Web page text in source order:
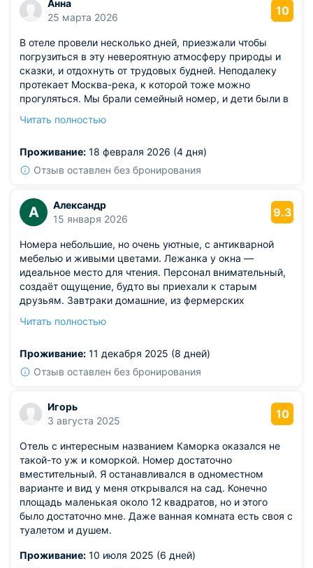
Анна
25 марта 2026
10
В отеле провели несколько дней, приезжали чтобы
погрузиться в эту невероятную атмосферу природы и
сказки, и отдохнуть от трудовых будней. Неподалеку
протекает Москва-река, к которой тоже можно
прогуляться. Мы брали семейный номер, и дети были в
Обязательно приедем сюда еще раз и всем
Читать полностью
Проживание: 18 февраля 2026 (4 дня)
Отзыв оставлен без бронирования
А
Александр
15 января 2026
9.3
Номера небольшие, но очень уютные, с антикварной
мебелью и живыми цветами. Лежанка у окна —
идеальное место для чтения. Персонал внимательный,
создаёт ощущение, будто вы приехали к старым
друзьям. Завтраки домашние, из фермерских
Из недостатков: нет телевизора (возможно был сломан,
умиротворяющей атмосферой.
Читать полностью
Проживание: 11 декабря 2025 (8 дней)
Отзыв оставлен без бронирования
Игорь
3 августа 2025
10
Отель с интересным названием Каморка оказался не
такой-то уж и коморкой. Номер достаточно
вместительный. Я останавливался в одноместном
варианте и вид у меня открывался на сад. Конечно
площадь маленькая около 12 квадратов, но и этого
было достаточно мне. Даже ванная комната есть своя с
туалетом и душем.
Проживание: 10 июля 2025 (6 дней)